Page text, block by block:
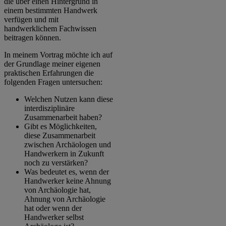
einem bestimmten Handwerk
verfügen und mit
handwerklichem Fachwissen
beitragen können.
In meinem Vortrag möchte ich auf
der Grundlage meiner eigenen
praktischen Erfahrungen die
folgenden Fragen untersuchen:
Welchen Nutzen kann diese
interdisziplinäre
Zusammenarbeit haben?
Gibt es Möglichkeiten,
diese Zusammenarbeit
zwischen Archäologen und
Handwerkern in Zukunft
noch zu verstärken?
Was bedeutet es, wenn der
Handwerker keine Ahnung
von Archäologie hat,
Ahnung von Archäologie
hat oder wenn der
Handwerker selbst